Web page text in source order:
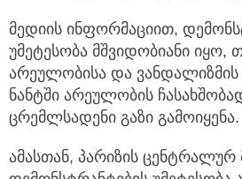
მედიის ინფორმაციით,
უმეტესობა მშვიდობიანი იყო,
არეულობისა და ვანდალიზმის
ნანტში არეულობის
ცრემლსადენი გაზი გამოიყენა.
ამასთან, პარიზის ცენტრალურ